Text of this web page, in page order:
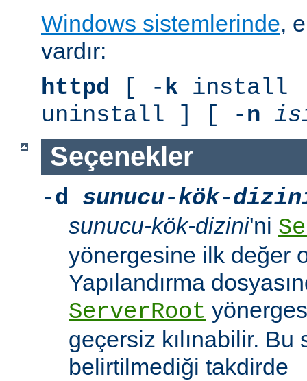
Windows sistemlerinde,
vardır:
httpd [ -k install
uninstall ] [ -n
Seçenekler
-d
sunucu-kök-
sunucu-kök-dizini'ni
yönergesine ilk değer
Yapılandırma
ServerRoot
geçersiz kılınabilir. Bu
belirtilmediği takdirde